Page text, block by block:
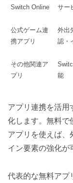
Switch Online
サー
公式ゲーム連
携アプリ
外出
認・
その他関連ア
プリ
能
アプリ連携を活用
化します。無料で
アプリを使えば、
イン要素の強化が
代表的な無料アプ